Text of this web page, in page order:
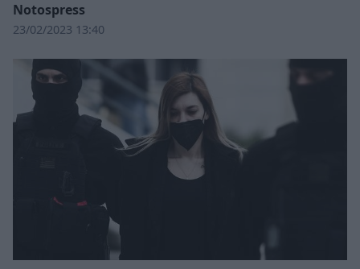
Notospress
23/02/2023 13:40